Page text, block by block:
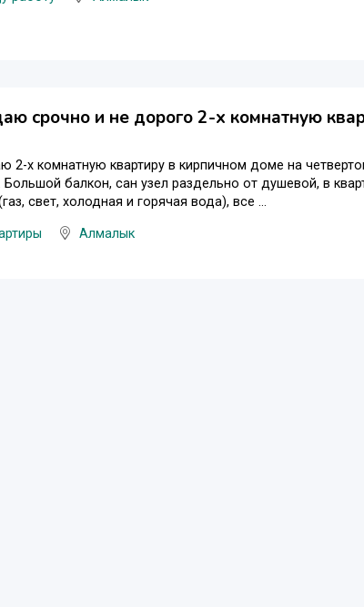
срочно и не дорого 2-х комнатную
2-х комнатную квартиру в кирпичном доме на
Большой балкон, сан узел раздельно от душевой, в
свет, холодная и горячая вода), все ...
Алмалык